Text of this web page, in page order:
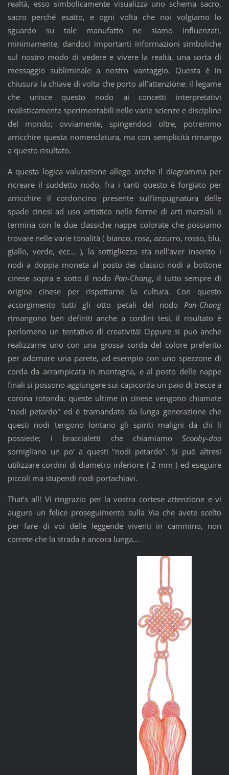
realtà, esso simbolicamente visualizza uno schema sacro,
sacro perché esatto, e ogni volta che noi volgiamo lo
sguardo su tale manufatto ne siamo influenzati,
minimamente, dandoci importanti informazioni simboliche
sul nostro modo di vedere e vivere la realtà, una sorta di
messaggio subliminale a nostro vantaggio. Questa è in
chiusura la chiave di volta che porto all’attenzione: il legame
che unisce questo nodo ai concetti interpretativi
realisticamente sperimentabili nelle varie scienze e discipline
del mondo; ovviamente, spingendoci oltre, potremmo
arricchire questa nomenclatura, ma con semplicità rimango
a questo risultato.
A questa logica valutazione allego anche il diagramma per
ricreare il suddetto nodo, fra i tanti questo è forgiato per
arricchire il cordoncino presente sull’impugnatura delle
spade cinesi ad uso artistico nelle forme di arti marziali e
termina con le due classiche nappe colorate che possiamo
trovare nelle varie tonalità ( bianco, rosa, azzurro, rosso, blu,
giallo, verde, ecc… ), la sottigliezza sta nell’aver inserito i
nodi a doppia moneta al posto dei classici nodi a bottone
cinese sopra e sotto il nodo Pan-Chang, il tutto sempre di
origine cinese per rispettarne la cultura. Con questo
accorgimento tutti gli otto petali del nodoPan-Chang
rimangono ben definiti anche a cordini tesi, il risultato è
perlomeno un tentativo di creatività! Oppure si può anche
realizzarne uno con una grossa corda del colore preferito
per adornare una parete, ad esempio con uno spezzone di
corda da arrampicata in montagna, e al posto delle nappe
finali si possono aggiungere sui capicorda un paio di trecce a
corona rotonda; queste ultime in cinese vengono chiamate
"nodi petardo" ed è tramandato da lunga generazione che
questi nodi tengono lontano gli spiriti maligni da chi li
possiede; i braccialetti che chiamiamoScooby-doo
somigliano un po’ a questi "nodi petardo". Si può altresì
utilizzare cordini di diametro inferiore ( 2 mm ) ed eseguire
piccoli ma stupendi nodi portachiavi.
That’s all! Vi ringrazio per la vostra cortese attenzione e vi
auguro un felice proseguimento sulla Via che avete scelto
per fare di voi delle leggende viventi in cammino, non
correte che la strada è ancora lunga…